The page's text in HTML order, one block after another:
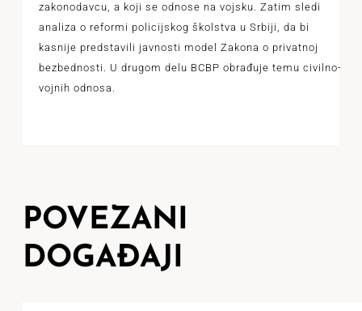
zakonodavcu, a koji se odnose na vojsku. Zatim sledi
analiza o reformi policijskog školstva u Srbiji, da bi
kasnije predstavili javnosti model Zakona o privatnoj
bezbednosti. U drugom delu BCBP obrađuje temu civilno-
vojnih odnosa.
POVEZANI
DOGAĐAJI